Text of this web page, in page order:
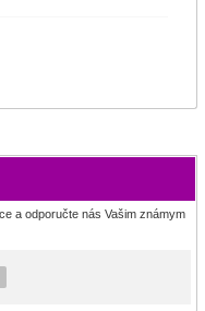
a odporučte nás Vašim známym